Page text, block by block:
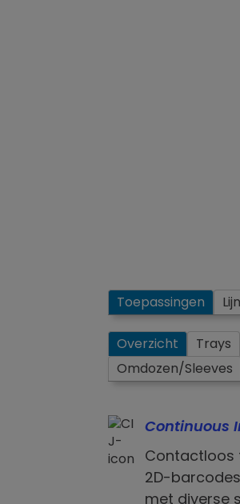
Toepassingen
Overzicht Trays
Omdozen/Sleeves
Continuous
Contactloos
2D-
met diverse